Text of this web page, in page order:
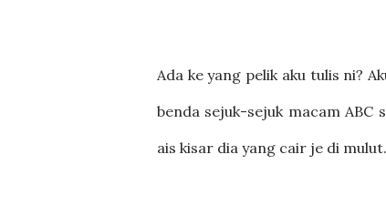
Ada ke yang pelik aku tulis ni?
benda sejuk-sejuk macam ABC
ais kisar dia yang cair je di